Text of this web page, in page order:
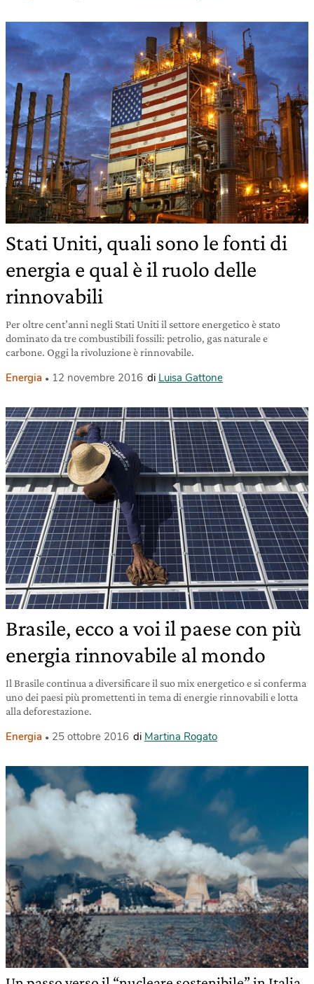
Stati Uniti, quali sono le fonti di
energia e qual è il ruolo delle
rinnovabili
Per oltre cent’anni negli Stati Uniti il settore energetico è stato
dominato da tre combustibili fossili: petrolio, gas naturale e
carbone. Oggi la rivoluzione è rinnovabile.
Energia 12 novembre 2016 di Luisa Gattone
Brasile, ecco a voi il paese con più
energia rinnovabile al mondo
Il Brasile continua a diversificare il suo mix energetico e si conferma
uno dei paesi più promettenti in tema di energie rinnovabili e lotta
alla deforestazione.
Energia 25 ottobre 2016 di Martina Rogato